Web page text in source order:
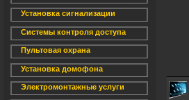
Установка сигнализации
Системы контроля доступа
Пультовая охрана
Установка домофона
Электромонтажные услуги